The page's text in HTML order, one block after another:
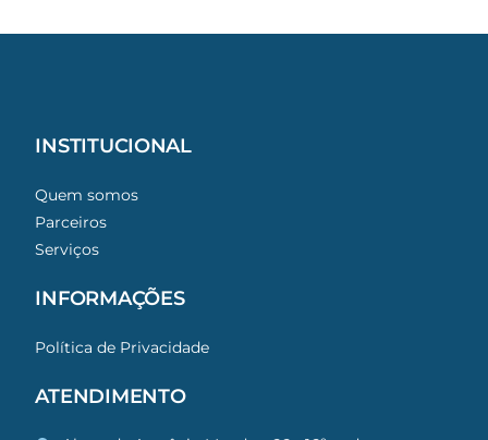
INSTITUCIONAL
Quem somos
Parceiros
Serviços
INFORMAÇÕES
Política de Privacidade
ATENDIMENTO